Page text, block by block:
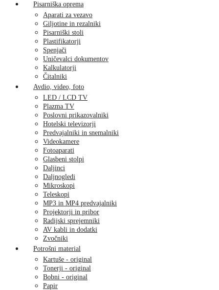
Pisarniška oprema
Aparati za vezavo
Giljotine in rezalniki
Pisarniški stoli
Plastifikatorji
Spenjači
Uničevalci dokumentov
Kalkulatorji
Čitalniki
Avdio, video, foto
LED / LCD TV
Plazma TV
Poslovni prikazovalniki
Hotelski televizorji
Predvajalniki in snemalniki
Videokamere
Fotoaparati
Glasbeni stolpi
Daljinci
Daljnogledi
Mikroskopi
Teleskopi
MP3 in MP4 predvajalniki
Projektorji in pribor
Radijski sprejemniki
AV kabli in dodatki
Zvočniki
Potrošni material
Kartuše - original
Tonerji - original
Bobni - original
Papir